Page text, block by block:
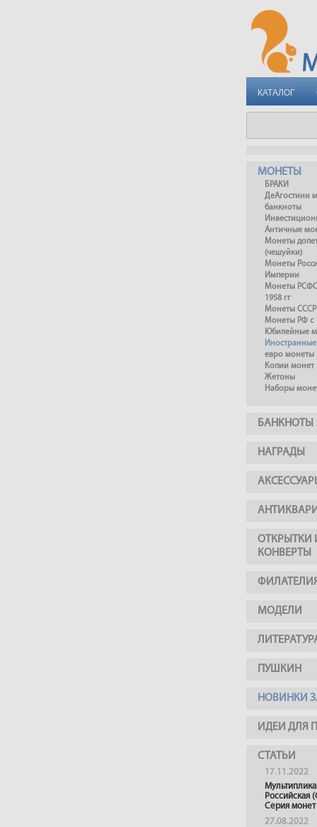
КАТАЛОГ
МОНЕТЫ
БРАКИ
ДеАгостини
банкноты
Античные
Монеты
(чешуйки)
Монеты
Империи
Монеты
1958 гг
Монеты СССР
Монеты РФ с
Юбилейные
евро монеты
Копии монет
Жетоны
Наборы
БАНКНОТЫ
НАГРАДЫ
ОТКРЫТКИ
КОНВЕРТЫ
МОДЕЛИ
ПУШКИН
НОВИНКИ
ИДЕИ ДЛЯ
СТАТЬИ
17.11.2022
Российская
Серия монет
27.08.2022